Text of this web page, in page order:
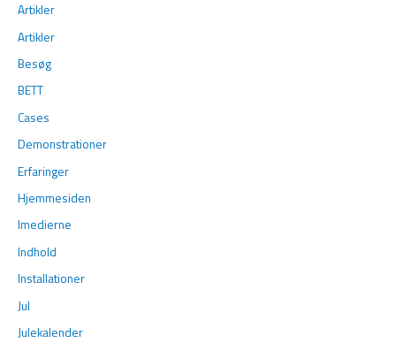
Artikler
Artikler
Besøg
BETT
Cases
Demonstrationer
Erfaringer
Hjemmesiden
Imedierne
Indhold
Installationer
Jul
Julekalender